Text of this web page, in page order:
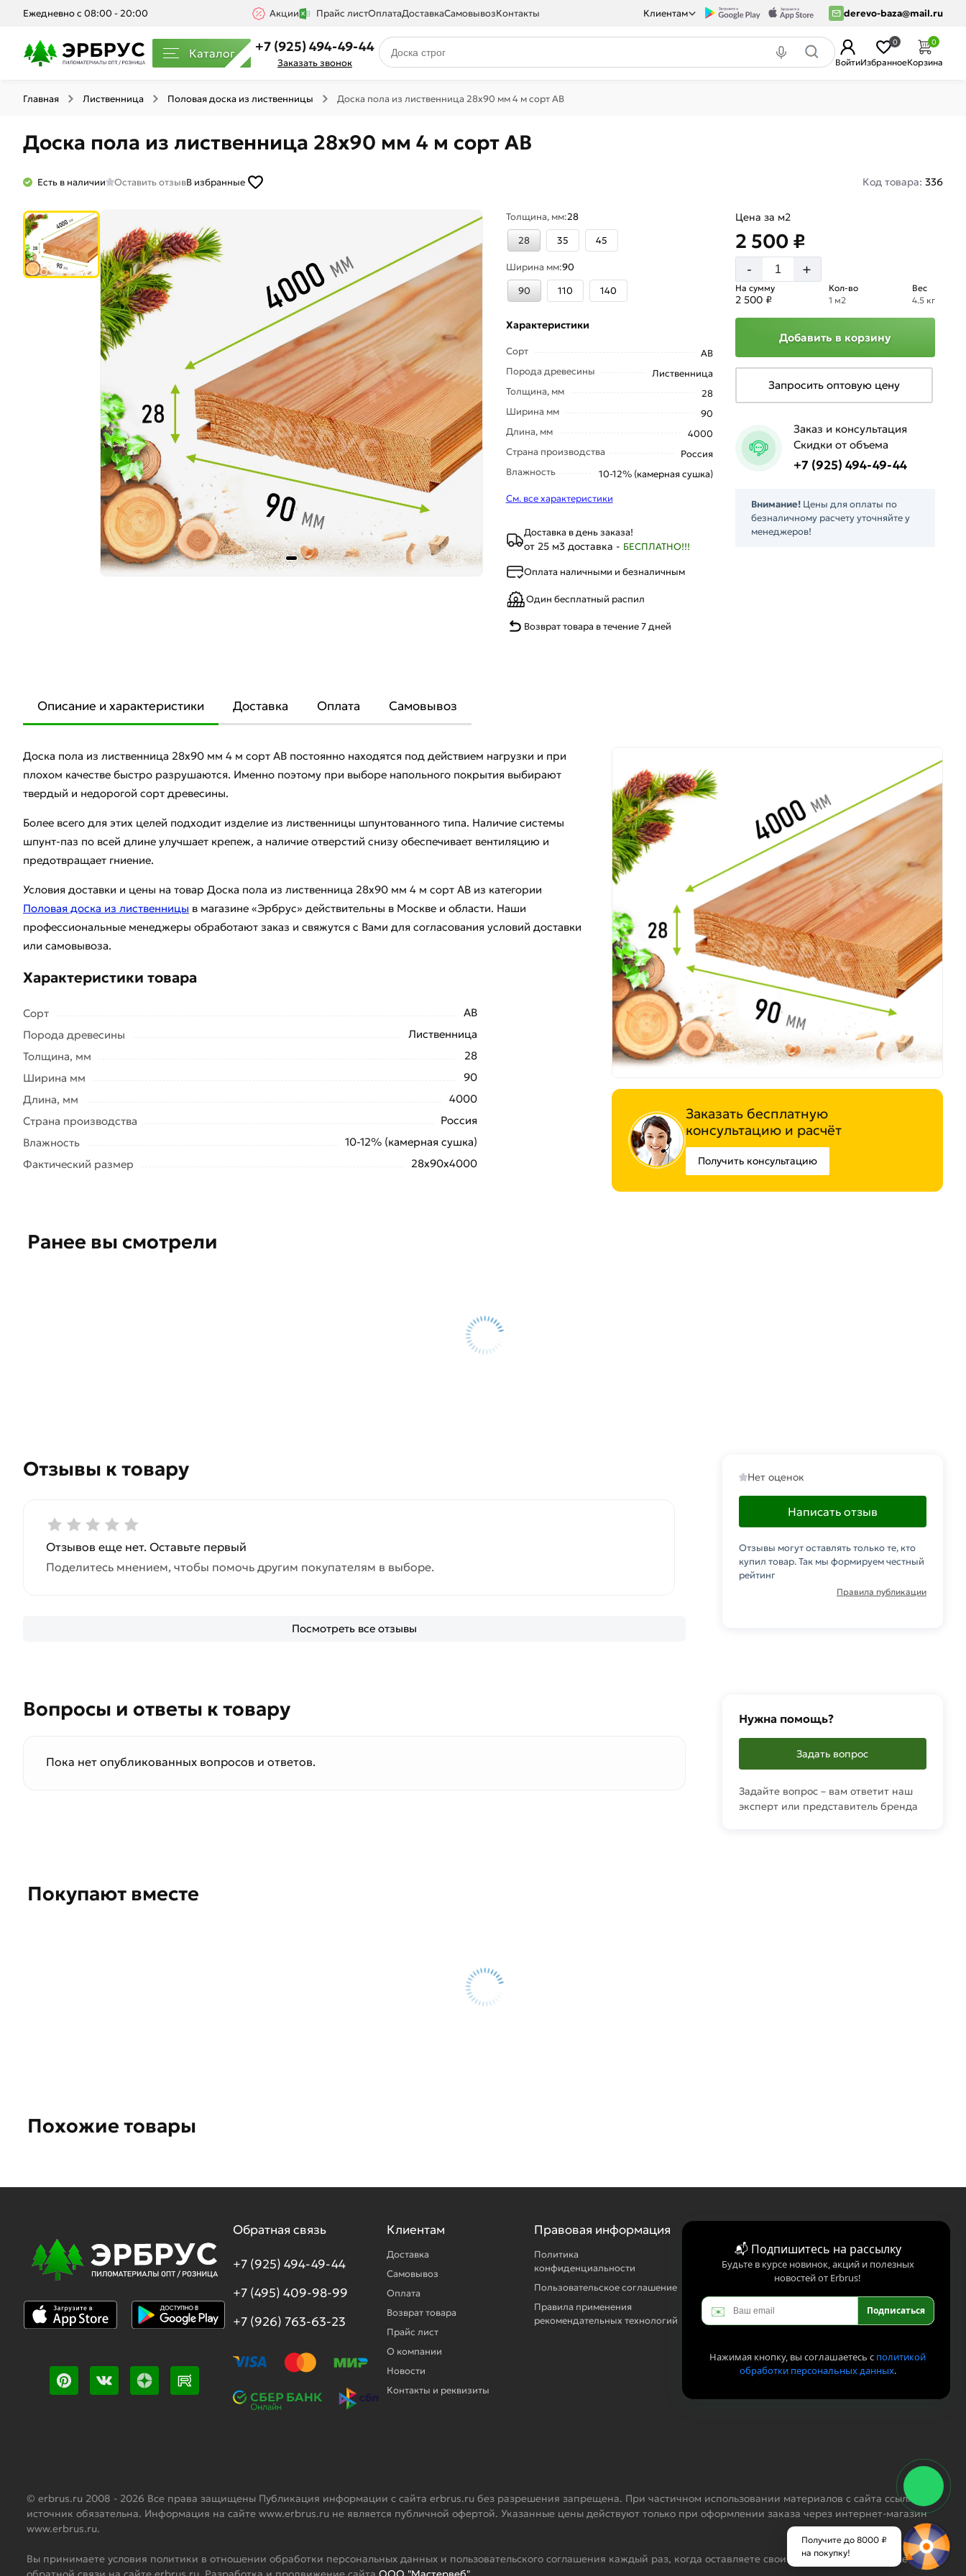
Ежедневно с 08:00 - 20:00 Акции Прайс листОплатаДоставкаСамовывозКонтакты Клиентам derevo-baza@mail.ru
Каталог +7 (925) 494-49-44
Заказать звонок ВойтиИзбранное
0
Корзина
0
Главная Лиственница Половая доска из лиственницы Доска пола из лиственница 28x90 мм 4 м сорт AВ
Доска пола из лиственница 28x90 мм 4 м сорт AВ
Есть в наличии Оставить отзывВ избранные Код товара: 336
Толщина, мм:28
28
35 45
Ширина мм:90
90
110 140
Характеристики
Сорт
АВ
Порода древесины
Лиственница
Толщина, мм
28
Ширина мм
90
Длина, мм
4000
Страна производства
Россия
Влажность
10-12% (камерная сушка)
См. все характеристики
Доставка в день заказа!
от 25 м3 доставка - БЕСПЛАТНО!!!
Оплата наличными и безналичным
Один бесплатный распил
Возврат товара в течение 7 дней
Цена за м2
2 500 ₽
- +
На сумму
2 500 ₽
Кол-во
1 м2
Вес
4.5 кг
Добавить в корзину
Запросить оптовую цену
Заказ и консультация
Скидки от объема
+7 (925) 494-49-44
Внимание!Цены для оплаты по
безналичному расчету уточняйте у
менеджеров!
Описание и характеристики Доставка Оплата Самовывоз
Доска пола из лиственница 28x90 мм 4 м сорт AВ постоянно находятся под действием нагрузки и при
плохом качестве быстро разрушаются. Именно поэтому при выборе напольного покрытия выбирают
твердый и недорогой сорт древесины.
Более всего для этих целей подходит изделие из лиственницы шпунтованного типа. Наличие системы
шпунт-паз по всей длине улучшает крепеж, а наличие отверстий снизу обеспечивает вентиляцию и
предотвращает гниение.
Условия доставки и цены на товар Доска пола из лиственница 28x90 мм 4 м сорт AВ из категории
Половая доска из лиственницы в магазине «Эрбрус» действительны в Москве и области. Наши
профессиональные менеджеры обработают заказ и свяжутся с Вами для согласования условий доставки
или самовывоза.
Характеристики товара
Сорт
АВ
Порода древесины
Лиственница
Толщина, мм
28
Ширина мм
90
Длина, мм
4000
Страна производства
Россия
Влажность
10-12% (камерная сушка)
Фактический размер
28x90х4000
Заказать бесплатную
консультацию и расчёт
Получить консультацию
Ранее вы смотрели
Отзывы к товару
Отзывов еще нет. Оставьте первый
Поделитесь мнением, чтобы помочь другим покупателям в выборе.
Посмотреть все отзывы
Нет оценок
Написать отзыв
Отзывы могут оставлять только те, кто
купил товар. Так мы формируем честный
рейтинг
Правила публикации
Вопросы и ответы к товару
Пока нет опубликованных вопросов и ответов.
Нужна помощь?
Задать вопрос
Задайте вопрос – вам ответит наш
эксперт или представитель бренда
Покупают вместе
Похожие товары
Обратная связь
+7 (925) 494-49-44
+7 (495) 409-98-99
+7 (926) 763-63-23
Клиентам
Доставка
Самовывоз
Оплата
Возврат товара
Прайс лист
О компании
Новости
Контакты и реквизиты
Правовая информация
Политика
конфиденциальности
Пользовательское соглашение
Правила применения
рекомендательных технологий
📬 Подпишитесь на рассылку
Будьте в курсе новинок, акций и полезных
новостей от Erbrus!
✉️ Подписаться
Нажимая кнопку, вы соглашаетесь с политикой
обработки персональных данных.
© erbrus.ru 2008 - 2026 Все права защищены Публикация информации с сайта erbrus.ru без разрешения запрещена. При частичном использовании материалов с сайта ссылка на
источник обязательна. Информация на сайте www.erbrus.ru не является публичной офертой. Указанные цены действуют только при оформлении заказа через интернет-магазин
www.erbrus.ru.
Вы принимаете условия политики в отношении обработки персональных данных и пользовательского соглашения каждый раз, когда оставляете свои данные в любой форме
Получите до 8000 ₽
на покупку!